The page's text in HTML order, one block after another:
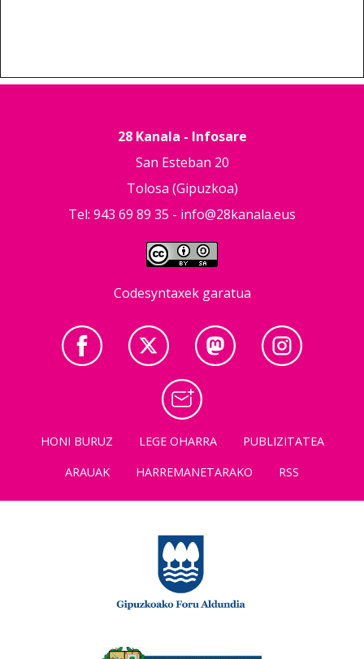
28 Kanala - Infosare
San Esteban 20
Tolosa (Gipuzkoa)
Tel: 943 69 89 35 - info@28kanala.eus
Codesyntaxek garatua
HONI BURUZ LEGE OHARRA
PUBLIZITATEA
ARAUAK
HARREMANETARAKO RSS